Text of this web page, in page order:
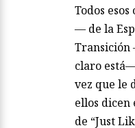
Todos
— de la
Transición
claro
vez que le
ellos dicen
de “Just